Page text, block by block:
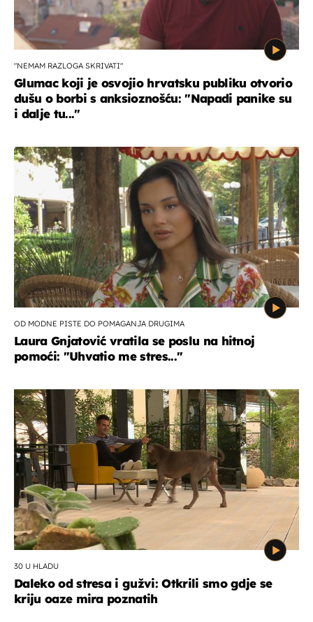
"NEMAM RAZLOGA SKRIVATI"
Glumac koji je osvojio hrvatsku publiku otvorio
dušu o borbi s anksioznošću: "Napadi panike su
i dalje tu..."
OD MODNE PISTE DO POMAGANJA DRUGIMA
Laura Gnjatović vratila se poslu na hitnoj
pomoći: "Uhvatio me stres..."
30 U HLADU
Daleko od stresa i gužvi: Otkrili smo gdje se
kriju oaze mira poznatih